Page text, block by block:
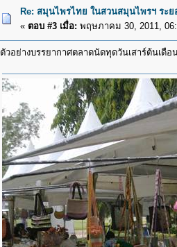
Re: สมุนไพรไทย ในสวนสมุนไพรฯ ระ
« ตอบ #3 เมื่อ: พฤษภาคม 30, 2011,
ตัวอย่างบรรยากาศตลาดนัดทุดวันเสาร์ต้นเดื